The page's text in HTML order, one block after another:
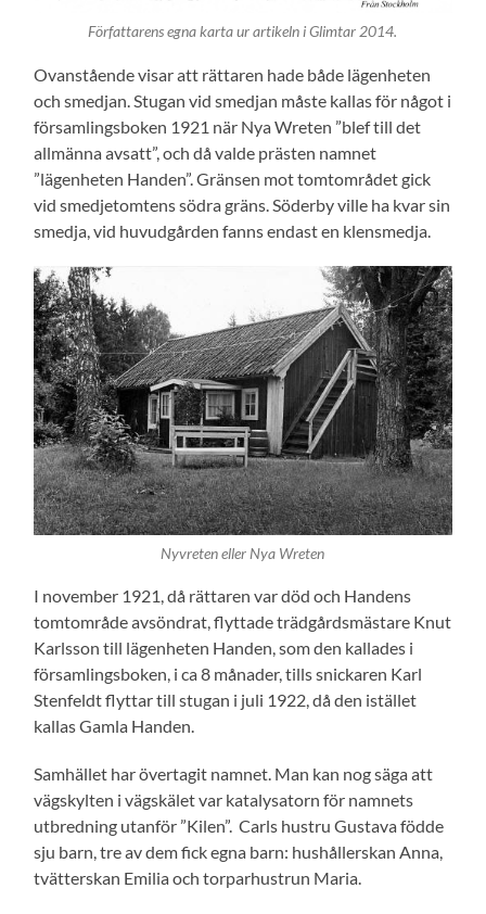
Författarens egna karta ur artikeln i Glimtar 2014.
Ovanstående visar att rättaren hade både lägenheten
och smedjan. Stugan vid smedjan måste kallas för något i
församlingsboken 1921 när Nya Wreten ”blef till det
allmänna avsatt”, och då valde prästen namnet
”lägenheten Handen”. Gränsen mot tomtområdet gick
vid smedjetomtens södra gräns. Söderby ville ha kvar sin
smedja, vid huvudgården fanns endast en klensmedja.
Nyvreten eller Nya Wreten
I november 1921, då rättaren var död och Handens
tomtområde avsöndrat, flyttade trädgårdsmästare Knut
Karlsson till lägenheten Handen, som den kallades i
församlingsboken, i ca 8 månader, tills snickaren Karl
Stenfeldt flyttar till stugan i juli 1922, då den istället
kallas Gamla Handen.
Samhället har övertagit namnet. Man kan nog säga att
vägskylten i vägskälet var katalysatorn för namnets
utbredning utanför ”Kilen”. Carls hustru Gustava födde
sju barn, tre av dem fick egna barn: hushållerskan Anna,
tvätterskan Emilia och torparhustrun Maria.